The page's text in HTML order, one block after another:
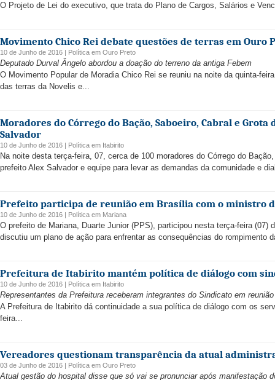
O Projeto de Lei do executivo, que trata do Plano de Cargos, Salários e
Movimento Chico Rei debate questões de terras em Ouro
10 de Junho de 2016 | Política em Ouro Preto
Deputado Durval Ângelo abordou a doação do terreno da antiga Febem
O Movimento Popular de Moradia Chico Rei se reuniu na noite da quinta-
das terras da Novelis e...
Moradores do Córrego do Bação, Saboeiro, Cabral e
Salvador
10 de Junho de 2016 | Política em Itabirito
Na noite desta terça-feira, 07, cerca de 100 moradores do Córrego do
prefeito Alex Salvador e equipe para levar as demandas da comunidade e
Prefeito participa de reunião em Brasília com o ministro
10 de Junho de 2016 | Política em Mariana
O prefeito de Mariana, Duarte Junior (PPS), participou nesta terça-feira (07)
discutiu um plano de ação para enfrentar as consequências do rompimento
Prefeitura de Itabirito mantém política de diálogo com
10 de Junho de 2016 | Política em Itabirito
Representantes da Prefeitura receberam integrantes do Sindicato em
A Prefeitura de Itabirito dá continuidade a sua política de diálogo com os
feira...
Vereadores questionam transparência da atual
03 de Junho de 2016 | Política em Ouro Preto
Atual gestão do hospital disse que só vai se pronunciar após manifestação